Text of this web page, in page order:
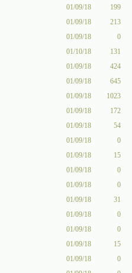
01/09/18 199
01/09/18
213
01/09/18
0
01/10/18
131
01/09/18
424
01/09/18
645
01/09/18
1023
01/09/18
172
01/09/18
54
01/09/18
0
01/09/18
15
01/09/18
0
01/09/18
0
01/09/18
31
01/09/18
0
01/09/18
0
01/09/18
15
01/09/18
0